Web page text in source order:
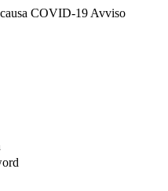
COVID-19 Avviso